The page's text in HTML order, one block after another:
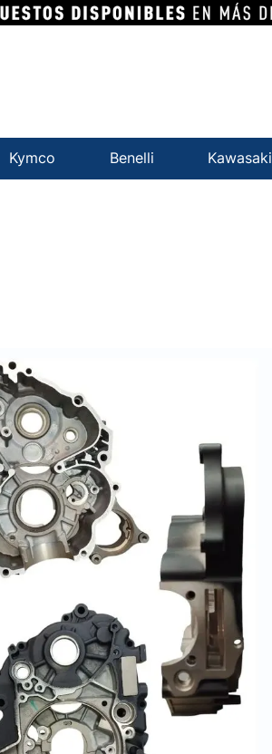
Kymco Benelli Kawasaki